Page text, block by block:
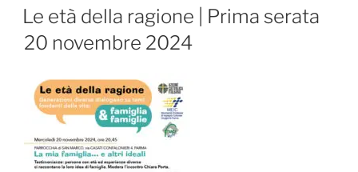
IL
Le età della ragione | Prima serata
20 novembre 2024